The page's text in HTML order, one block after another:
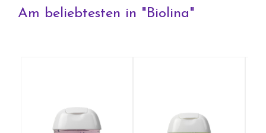
Am beliebtesten in "Biolina"